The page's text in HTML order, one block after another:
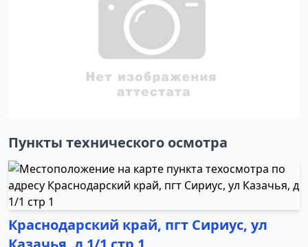
Пункты технического осмотра
Краснодарский край, пгт Сириус, ул